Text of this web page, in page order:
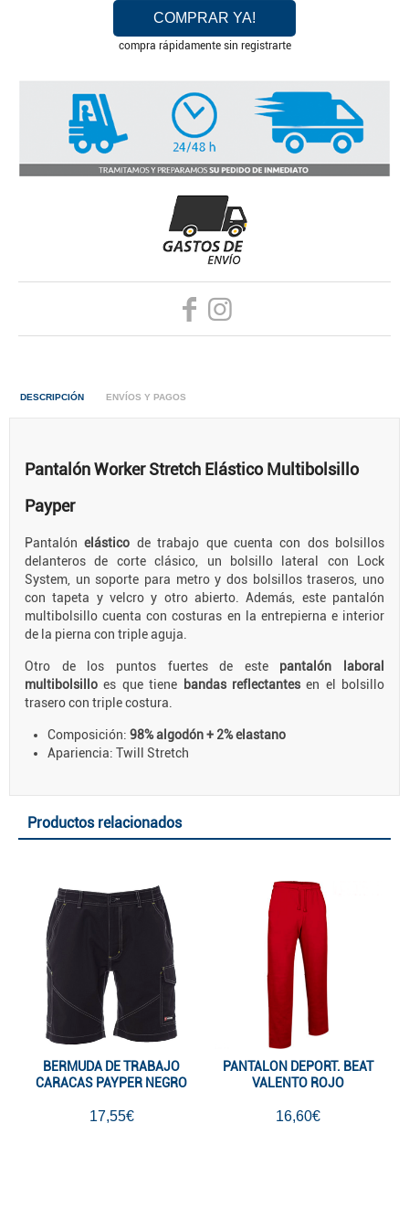
COMPRAR YA!
compra rápidamente sin registrarte
DESCRIPCIÓN ENVÍOS Y PAGOS
Pantalón Worker Stretch Elástico Multibolsillo
Payper
Pantalónelástico de trabajo que cuenta con dos bolsillos
delanteros de corte clásico, un bolsillo lateral con Lock
System, un soporte para metro y dos bolsillos traseros, uno
con tapeta y velcro y otro abierto. Además, este pantalón
multibolsillo cuenta con costuras en la entrepierna e interior
de la pierna con triple aguja.
Otro de los puntos fuertes de este pantalón laboral
multibolsillo es que tiene bandas reflectantesen el bolsillo
trasero con triple costura.
Composición: 98% algodón + 2% elastano
Apariencia: Twill Stretch
Productos relacionados
BERMUDA DE TRABAJO
CARACAS PAYPER NEGRO
17,55€
PANTALON DEPORT. BEAT
VALENTO ROJO
16,60€